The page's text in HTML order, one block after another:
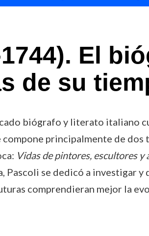
El
de su
biógrafo y literato italiano
principalmente de
Vidas de pintores, escultores
Pascoli se dedicó a investigar
comprendieran mejor la